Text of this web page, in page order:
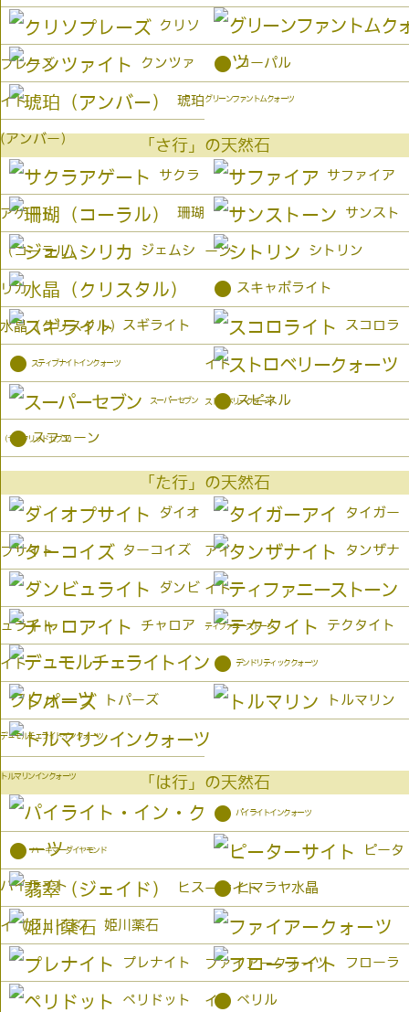
クリソ
プレーズ
グリーンファントムクォーツ
クンツァ
イト
● コーパル
琥珀
(アンバー） 「さ行」の天然石
サクラ
アゲート
サファイア
珊瑚
（コーラル）
サンスト
ーン
ジェムシ
リカ
シトリン
水晶（クリスタル）
● スキャポライト
スギライト スコロラ
イト
● スティブナイトインクォーツ
ストロベリークォーツ
スーパーセブン
（セイクリッドセブン）
● スピネル
● スフェーン
「た行」の天然石
ダイオ
プサイト
タイガー
アイ
ターコイズ タンザナ
イト
ダンビ
ュライト ティファニーストーン
チャロア
イト
テクタイト
デュモルチェライトインクォーツ
● デンドリティッククォーツ
トパーズ トルマリン
トルマリンインクォーツ 「は行」の天然石
パイライト
● パイライトインクォーツ
● ハーキマーダイヤモンド ピータ
ーサイト
ヒス
イ（ジェイド）
● ヒマラヤ水晶
姫川薬石
ファイアークォーツ
プレナイト フローラ
イト
ペリドット ● ベリル